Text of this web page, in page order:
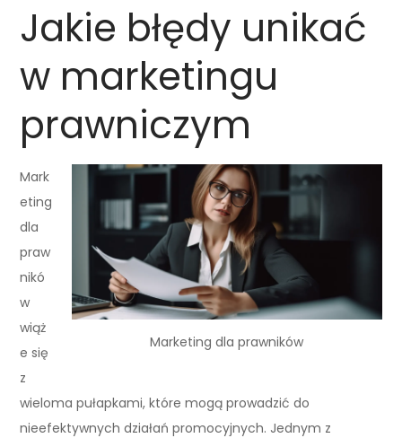
Jakie błędy unikać
w marketingu
prawniczym
Marketing dla prawników
Mark
eting
dla
praw
nikó
w
wiąż
e się
z
wieloma pułapkami, które mogą prowadzić do
nieefektywnych działań promocyjnych. Jednym z